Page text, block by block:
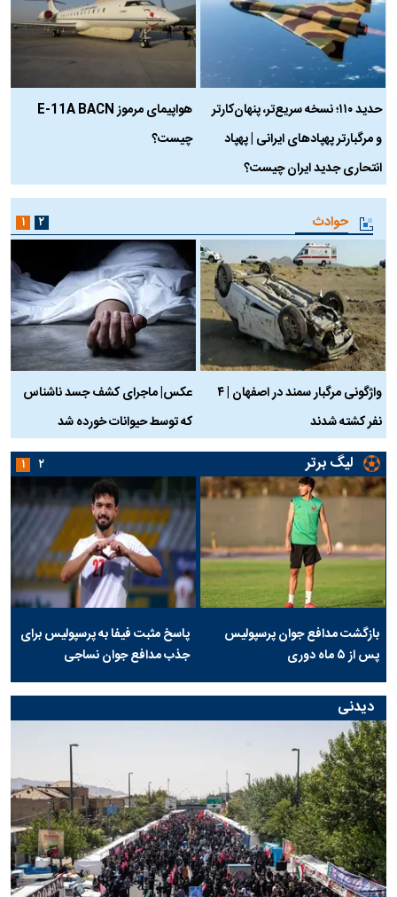
حدید ۱۱۰؛ نسخه سریع‌تر، پنهان‌کارتر
و مرگبارتر پهپادهای ایرانی | پهپاد
انتحاری جدید ایران چیست؟
هواپیمای مرموز E-11A BACN
چیست؟
حوادث
واژگونی مرگبار سمند در اصفهان | ۴
نفر کشته شدند
عکس| ماجرای کشف جسد ناشناس
که توسط حیوانات خورده شد
۱ ۲
لیگ برتر
بازگشت مدافع جوان پرسپولیس
پس از ۵ ماه دوری
پاسخ مثبت فیفا به پرسپولیس برای
جذب مدافع جوان نساجی
۱ ۲
دیدنی